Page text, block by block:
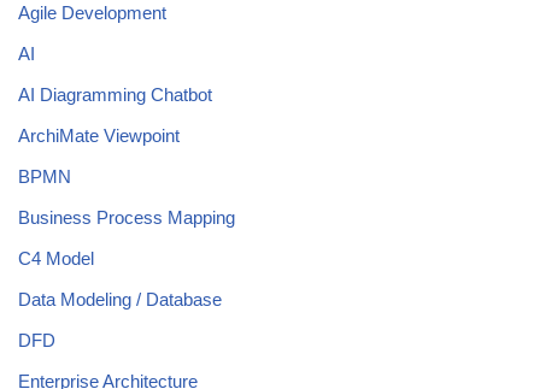
Agile Development
AI
AI Diagramming Chatbot
ArchiMate Viewpoint
BPMN
Business Process Mapping
C4 Model
Data Modeling / Database
DFD
Enterprise Architecture